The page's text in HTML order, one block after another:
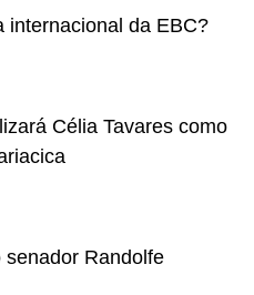
internacional da EBC?
Célia Tavares como
Randolfe